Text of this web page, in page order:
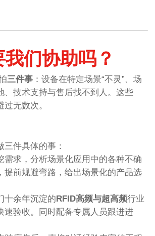
我们协助吗？
三件事 ：设备在特定场景“不灵”、场
、技术支持与售后找不到人。这些
无数次。
件具体的事：
需求，分析场景化应用中的各种不确
提前规避弯路，给出场景化的产品选
十余年沉淀的RFID高频与超高频行业
速验收。同时配备专属人员跟进进